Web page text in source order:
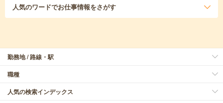
人気のワードでお仕事情報をさがす
勤務地 / 路線・駅
職種
人気の検索インデックス